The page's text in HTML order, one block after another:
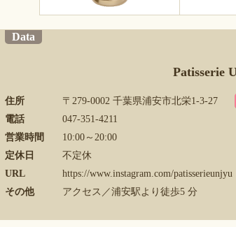
Data
Patisserie
住所 〒279-0002 千葉県浦安市北栄1-3-27
電話
047-351-4211
営業時間
10:00～20:00
定休日
不定休
URL
https://www.instagram.com/patisserieunjyu
その他
アクセス／浦安駅より徒歩5 分